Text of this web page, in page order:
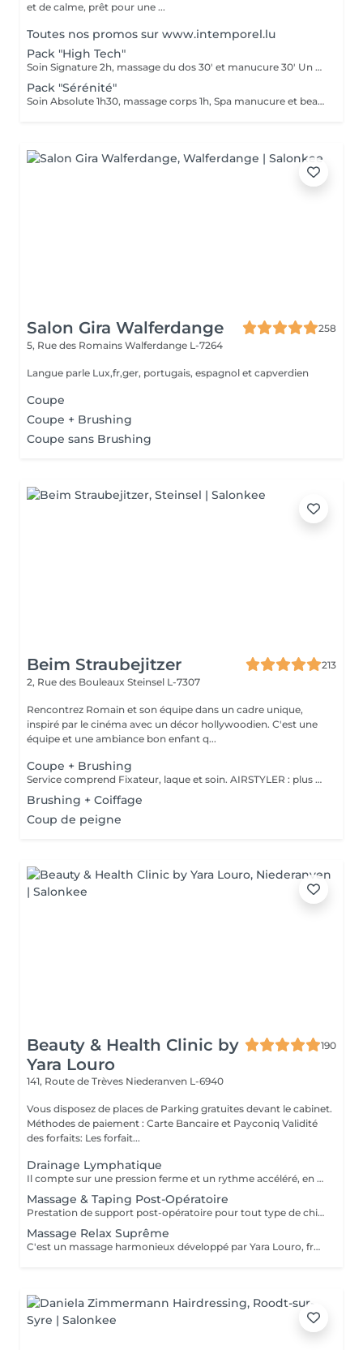
et de calme, prêt pour une ...
Toutes nos promos sur www.intemporel.lu
Pack "High Tech"
Soin Signature 2h, massage du dos 30' et manucure 30' Un pur moment de détente et de déconnection complète
Pack "Sérénité"
Soin Absolute 1h30, massage corps 1h, Spa manucure et beauté des pieds Le luxe, le calme et la détente, magique ...
Salon Gira Walferdange
258
5, Rue des Romains Walferdange L-7264
Langue parle Lux,fr,ger, portugais, espagnol et capverdien
Coupe
Coupe + Brushing
Coupe sans Brushing
Beim Straubejitzer
213
2, Rue des Bouleaux Steinsel L-7307
Rencontrez Romain et son équipe dans un cadre unique,
inspiré par le cinéma avec un décor hollywoodien. C'est une
équipe et une ambiance bon enfant q...
Coupe + Brushing
Service comprend Fixateur, laque et soin. AIRSTYLER : plus de brillance et de ténacité qu'un brushing. JocoStyler: un lisseur, lissage et soin, qui donne la brillance spectaculaire.
Brushing + Coiffage
Coup de peigne
Beauty & Health Clinic by
Yara Louro
190
141, Route de Trèves Niederanven L-6940
Vous disposez de places de Parking gratuites devant le cabinet.
Méthodes de paiement : Carte Bancaire et Payconiq Validité
des forfaits: Les forfait...
Drainage Lymphatique
Il compte sur une pression ferme et un rythme accéléré, en plus de pompages et des manuvres exclusives qui permettent des résultats immédiats. Cette technique réduit les oedèmes, active la circulation sanguine et potentialise un réseau complexe de vaisseaux où passent les fluides corporels, réduisant ainsi la tant redoutée cellulite. Le résultat est un corps moins gonflé et galbé avec un métabolisme plus accéléré et, donc, une sensation de bien-être.
Massage & Taping Post-Opératoire
Prestation de support post-opératoire pour tout type de chirurgie plastique. La prestation inclut le drainage lymphatique spécifique au post-opératoire immédiatement après la chirurgie, ainsi que l'application de bandes de taping si/quand nécessaire.
Massage Relax Suprême
C'est un massage harmonieux développé par Yara Louro, fruit de ses années d'expérience. Ce massage qui rassure le corps, l'esprit et l'âme, a été particulièrement développé pour fournir une relaxation totale des sens, vous transportant vers un état de bien-être parfait. Vous découvrirez tous ses secrets lors de votre séance.